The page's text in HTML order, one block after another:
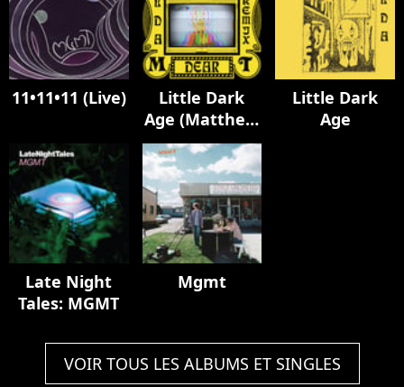
11•11•11 (Live)
Little Dark
Age (Matthew
Dear Album
Remix)
Little Dark
Age
Late Night
Tales: MGMT
Mgmt
VOIR TOUS LES ALBUMS ET SINGLES